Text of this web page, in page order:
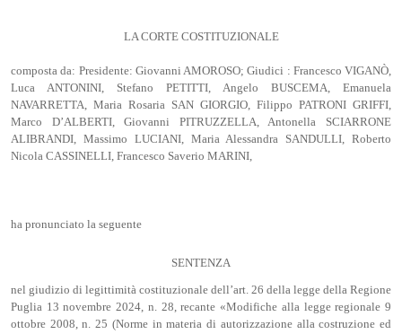
LA CORTE COSTITUZIONALE
composta da: Presidente: Giovanni AMOROSO; Giudici : Francesco VIGANÒ,
Luca ANTONINI, Stefano PETITTI, Angelo BUSCEMA, Emanuela
NAVARRETTA, Maria Rosaria SAN GIORGIO, Filippo PATRONI GRIFFI,
Marco D’ALBERTI, Giovanni PITRUZZELLA, Antonella SCIARRONE
ALIBRANDI, Massimo LUCIANI, Maria Alessandra SANDULLI, Roberto
Nicola CASSINELLI, Francesco Saverio MARINI,
ha pronunciato la seguente
SENTENZA
nel giudizio di legittimità costituzionale dell’art. 26 della legge della Regione
Puglia 13 novembre 2024, n. 28, recante «Modifiche alla legge regionale 9
ottobre 2008, n. 25 (Norme in materia di autorizzazione alla costruzione ed